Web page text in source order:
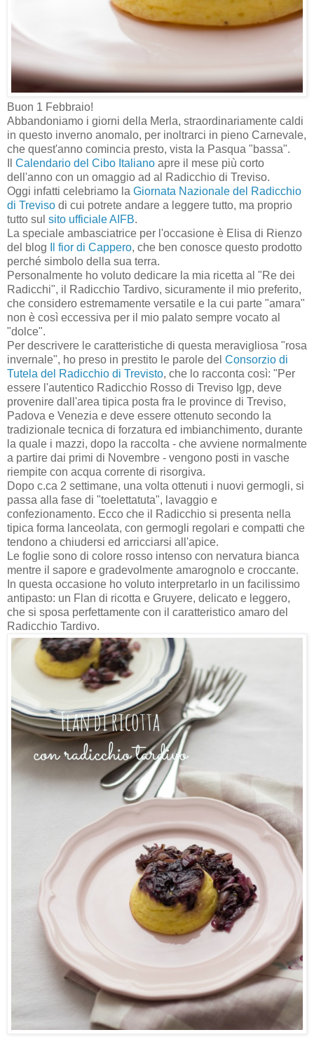
Buon 1 Febbraio!
Abbandoniamo i giorni della Merla, straordinariamente caldi
in questo inverno anomalo, per inoltrarci in pieno Carnevale,
che quest'anno comincia presto, vista la Pasqua "bassa".
Calendario del Cibo Italiano apre il mese più corto
dell'anno con un omaggio ad al Radicchio di Treviso.
Oggi infatti celebriamo la Giornata Nazionale del Radicchio
di Treviso di cui potrete andare a leggere tutto, ma proprio
tutto sul sito ufficiale AIFB.
La speciale ambasciatrice per l'occasione è Elisa di Rienzo
del blog Il fior di Cappero, che ben conosce questo prodotto
perché simbolo della sua terra.
Personalmente ho voluto dedicare la mia ricetta al "Re dei
Radicchi", il Radicchio Tardivo, sicuramente il mio preferito,
che considero estremamente versatile e la cui parte "amara"
non è così eccessiva per il mio palato sempre vocato al
"dolce".
Per descrivere le caratteristiche di questa meravigliosa "rosa
invernale", ho preso in prestito le parole del Consorzio di
Tutela del Radicchio di Trevisto, che lo racconta così: "Per
essere l'autentico Radicchio Rosso di Treviso Igp, deve
provenire dall'area tipica posta fra le province di Treviso,
Padova e Venezia e deve essere ottenuto secondo la
tradizionale tecnica di forzatura ed imbianchimento, durante
la quale i mazzi, dopo la raccolta - che avviene normalmente
a partire dai primi di Novembre - vengono posti in vasche
riempite con acqua corrente di risorgiva.
Dopo c.ca 2 settimane, una volta ottenuti i nuovi germogli, si
passa alla fase di "toelettatuta", lavaggio e
confezionamento. Ecco che il Radicchio si presenta nella
tipica forma lanceolata, con germogli regolari e compatti che
tendono a chiudersi ed arricciarsi all'apice.
Le foglie sono di colore rosso intenso con nervatura bianca
mentre il sapore e gradevolmente amarognolo e croccante.
In questa occasione ho voluto interpretarlo in un facilissimo
antipasto: un Flan di ricotta e Gruyere, delicato e leggero,
che si sposa perfettamente con il caratteristico amaro del
Radicchio Tardivo.